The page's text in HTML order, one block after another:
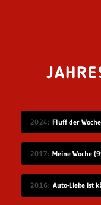
2024 Fluff der
2017 Meine Woche
2016 Auto-Liebe ist